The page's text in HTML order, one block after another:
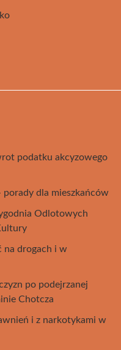
podatku akcyzowego
porady dla mieszkańców
Odlotowych
na drogach i w
po podejrzanej
Chotcza
i z narkotykami w